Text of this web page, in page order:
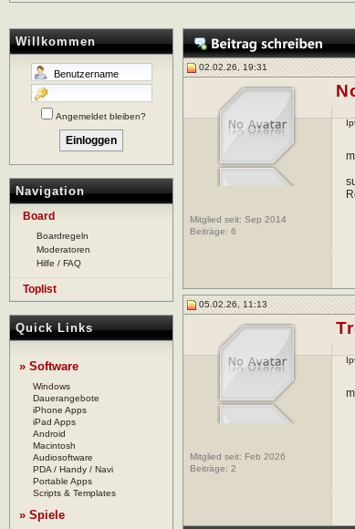
Willkommen
Angemeldet bleiben?
Navigation
Board
Boardregeln
Moderatoren
Hilfe / FAQ
Toplist
Quick Links
» Software
Windows
Dauerangebote
iPhone Apps
iPad Apps
Android
Macintosh
Audiosoftware
PDA / Handy / Navi
Portable Apps
Scripts & Templates
» Spiele
02.02.26, 19:31
Mitglied seit: Sep 2014
Beiträge: 6
05.02.26, 11:13
Mitglied seit: Feb 2026
Beiträge: 2